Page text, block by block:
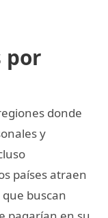
por
donde
y
países atraen
buscan